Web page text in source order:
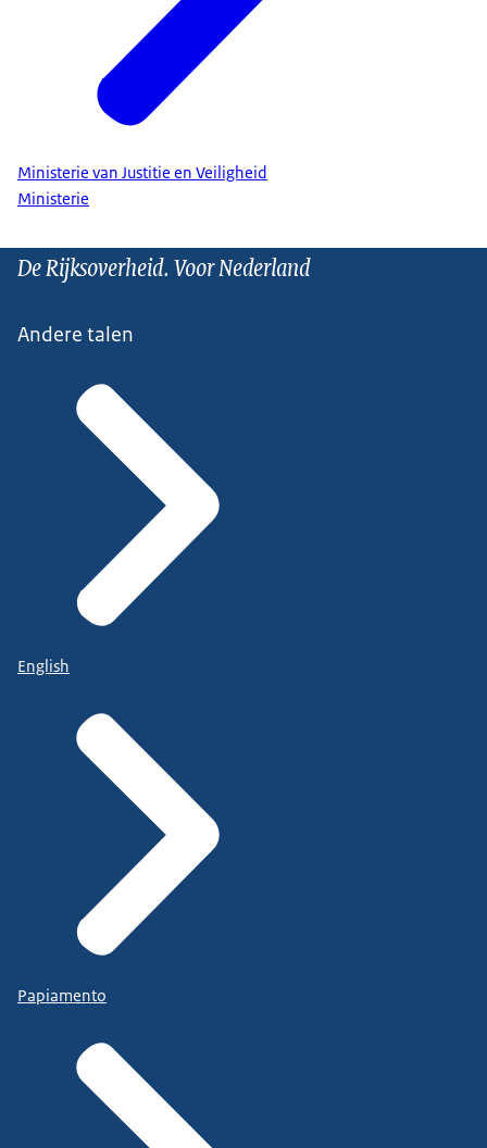
Ministerie van Justitie en Veiligheid
Ministerie
De Rijksoverheid. Voor Nederland
Andere talen
English
Papiamento